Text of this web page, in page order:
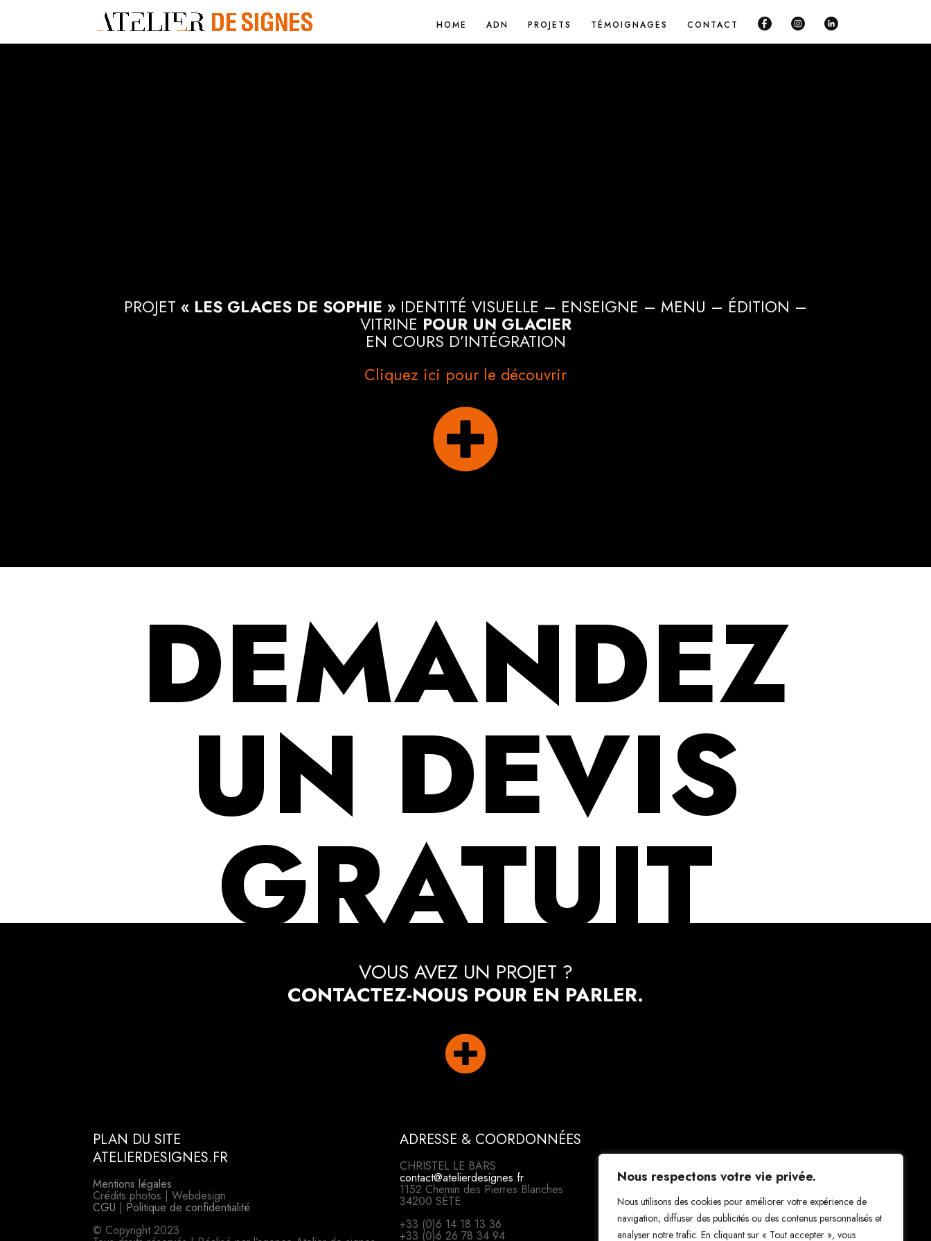
Nous respectons votre vie privée.
Nous utilisons des cookies pour améliorer votre expérience de
navigation, diffuser des publicités ou des contenus personnalisés et
analyser notre trafic. En cliquant sur « Tout accepter », vous
HOME ADN PROJETS TÉMOIGNAGES CONTACT
PROJET « LES GLACES DE SOPHIE » IDENTITÉ VISUELLE – ENSEIGNE – MENU – ÉDITION –
VITRINE POUR UN GLACIER
EN COURS D’INTÉGRATION
Cliquez ici pour le découvrir

DEMANDEZ
UN DEVIS
GRATUIT
VOUS AVEZ UN PROJET ?
CONTACTEZ-NOUS POUR EN PARLER.

PLAN DU SITE
ATELIERDESIGNES.FR
Mentions légales
Crédits photos | Webdesign
CGU | Politique de confidentialité
© Copyright 2023
ADRESSE & COORDONNÉES
CHRISTEL LE BARS
contact@atelierdesignes.fr
1152 Chemin des Pierres Blanches
34200 SÈTE
+33 (0)6 14 18 13 36
+33 (0)6 26 78 34 94